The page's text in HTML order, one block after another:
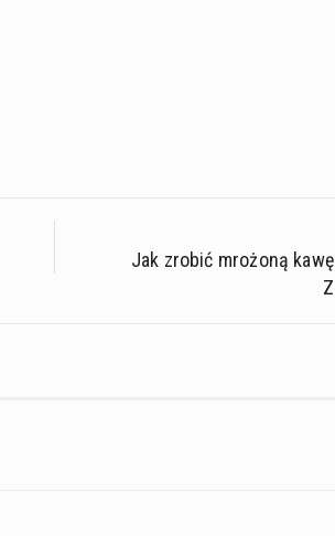
Jak zrobić mrożoną